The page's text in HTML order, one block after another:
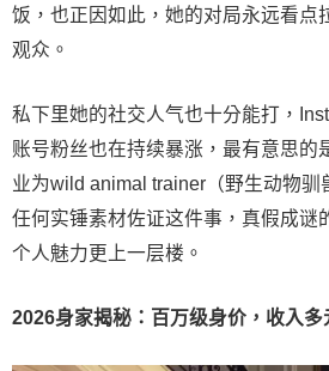
饭，也正因如此，她的对局永远看点
观众。
私下里她的社交人气也十分能打，
账号粉丝也在持续暴涨，最有意思的
业为wild animal trainer（野生动物驯
任何实锤素材佐证这件事，真假成谜
个人魅力更上一层楼。
2026身家揭秘：百万级身价，收入多